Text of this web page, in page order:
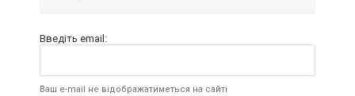
Введіть email:
Ваш e-mail не відображатиметься на сайті